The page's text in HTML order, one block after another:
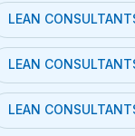
LEAN
LEAN
LEAN